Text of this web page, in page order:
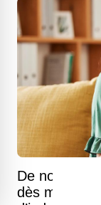
De
dès